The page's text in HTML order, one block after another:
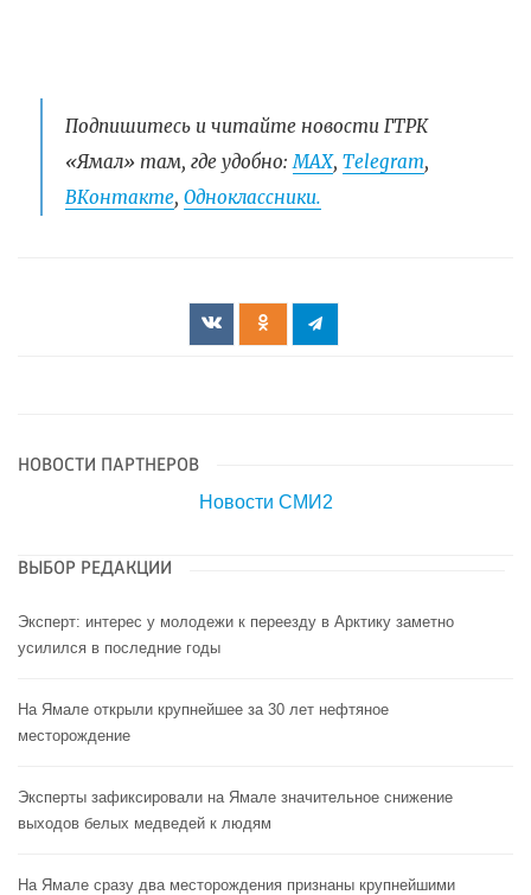
Подпишитесь и читайте новости ГТРК
«Ямал» там, где удобно:МАХ, Telegram,
ВКонтакте, Одноклассники.
НОВОСТИ ПАРТНЕРОВ
Новости СМИ2
ВЫБОР РЕДАКЦИИ
Эксперт: интерес у молодежи к переезду в Арктику заметно
усилился в последние годы
На Ямале открыли крупнейшее за 30 лет нефтяное
месторождение
Эксперты зафиксировали на Ямале значительное снижение
выходов белых медведей к людям
На Ямале сразу два месторождения признаны крупнейшими